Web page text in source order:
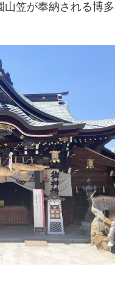
笠が奉納される博